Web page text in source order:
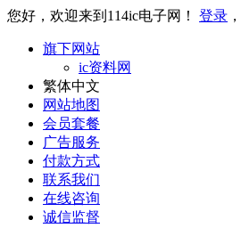
您好，欢迎来到114ic电子网！ 登录 ，
旗下网站
ic资料网
繁体中文
网站地图
会员套餐
广告服务
付款方式
联系我们
在线咨询
诚信监督